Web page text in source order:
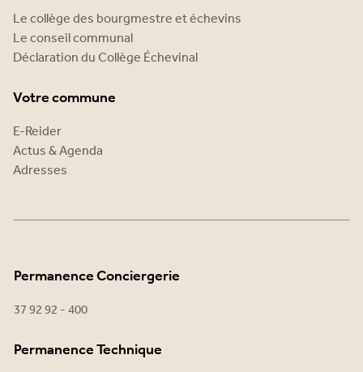
Le collège des bourgmestre et échevins
Le conseil communal
Déclaration du Collège Échevinal
Votre commune
E-Reider
Actus & Agenda
Adresses
Permanence Conciergerie
37 92 92 - 400
Permanence Technique